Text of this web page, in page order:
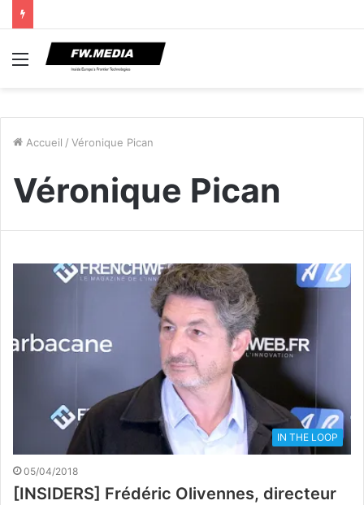
Menu
Accueil / Véronique Pican
Véronique Pican
IN THE LOOP
05/04/2018
[INSIDERS] Frédéric Olivennes, directeur